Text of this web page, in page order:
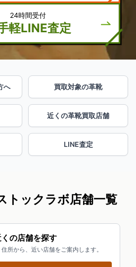
24時間受付
軽LINE査定
へ 買取対象の革靴
近くの革靴買取店舗
LINE査定
トックラボ店舗一覧
の店舗を探す
所から、近い店舗をご案内します。